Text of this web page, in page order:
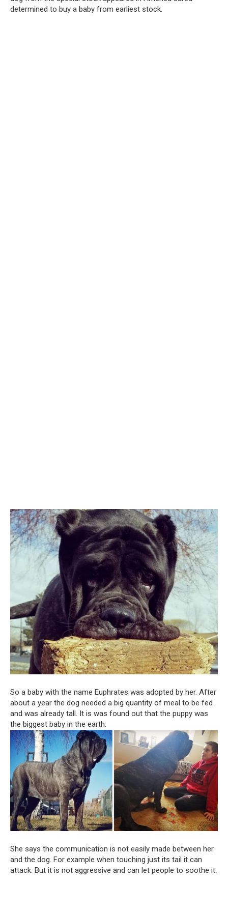
determined to buy a baby from earliest stock.
So a baby with the name Euphrates was adopted by her. After
about a year the dog needed a big quantity of meal to be fed
and was already tall. It is was found out that the puppy was
the biggest baby in the earth.
She says the communication is not easily made between her
and the dog. For example when touching just its tail it can
attack. But it is not aggressive and can let people to soothe it.